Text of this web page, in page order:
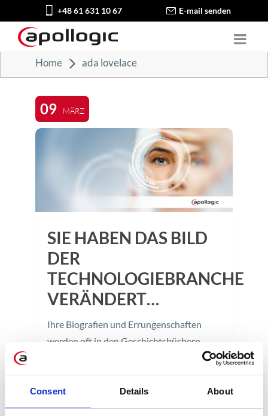
Consent Details About
+48 61 631 10 67 E-mail senden
Home ada lovelace
09 MÄRZ
SIE HABEN DAS BILD
DER
TECHNOLOGIEBRANCHE
VERÄNDERT…
Ihre Biografien und Errungenschaften
werden oft in den Geschichtsbüchern
würde die heutige Technologiewelt ganz
anders aussehen. Wer sind die Frauen, die
das Bild der Technologiebranche